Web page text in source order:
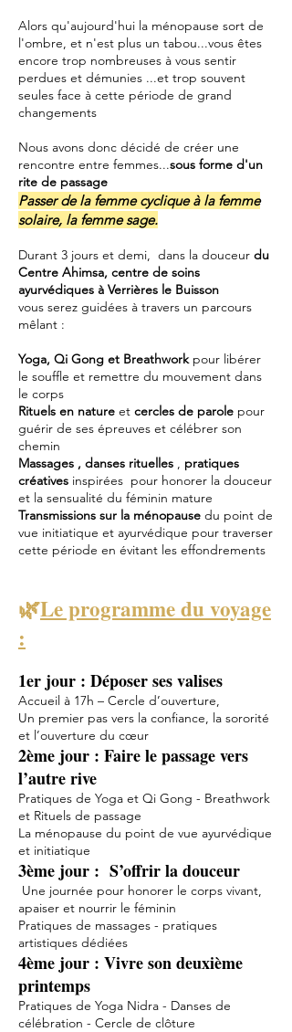
Alors qu'aujourd'hui la ménopause sort de
l'ombre, et n'est plus un tabou...vous êtes
encore trop nombreuses à vous sentir
perdues et démunies ...et trop souvent
seules face à cette période de grand
changements
Nous avons donc décidé de créer une
rencontre entre femmes...sous forme d'un
rite de passage
Passer de la femme cyclique à la femme
solaire, la femme sage.
Durant 3 jours et demi, dans la douceur du
Centre Ahimsa, centre de soins
ayurvédiques à Verrières le Buisson
vous serez guidées à travers un parcours
mêlant :
Yoga, Qi Gong et Breathworkpour libérer
le souffle et remettre du mouvement dans
le corps
Rituels en nature et cercles de parole pour
guérir de ses épreuves et célébrer son
chemin
Massages , danses rituelles , pratiques
créatives inspirées pour honorer la douceur
et la sensualité du féminin mature
Transmissions sur la ménopause du point de
vue initiatique et ayurvédique pour traverser
cette période en évitant les effondrements
🌿Le programme du voyage
:
1er jour : Déposer ses valises
Accueil à 17h – Cercle d’ouverture,
Un premier pas vers la confiance, la sororité
et l’ouverture du cœur
2ème jour : Faire le passage vers
l’autre rive
Pratiques de Yoga et Qi Gong - Breathwork
et Rituels de passage
La ménopause du point de vue ayurvédique
et initiatique
3ème jour : S’offrir la douceur
Une journée pour honorer le corps vivant,
apaiser et nourrir le féminin
Pratiques de massages - pratiques
artistiques dédiées
4ème jour : Vivre son deuxième
printemps
Pratiques de Yoga Nidra - Danses de
célébration - Cercle de clôture